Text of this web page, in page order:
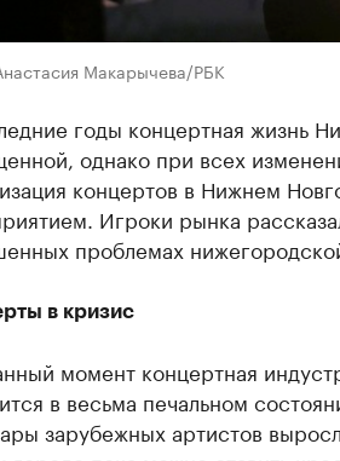
Макарычева/РБК
годы концертная жизнь
однако при всех
концертов в Нижнем
Игроки рынка
проблемах
в кризис
момент концертная
в весьма печальном
зарубежных артистов